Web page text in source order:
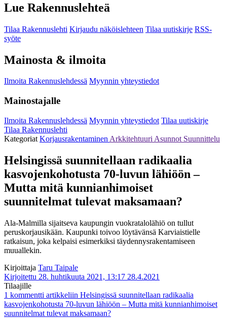
Lue Rakennuslehteä
Tilaa Rakennuslehti Kirjaudu näköislehteen Tilaa uutiskirje RSS-
syöte
Mainosta & ilmoita
Ilmoita Rakennuslehdessä Myynnin yhteystiedot
Mainostajalle
Ilmoita Rakennuslehdessä Myynnin yhteystiedot Tilaa uutiskirje
Tilaa Rakennuslehti
Kategoriat Korjausrakentaminen Arkkitehtuuri Asunnot Suunnittelu
Helsingissä suunnitellaan radikaalia
kasvojenkohotusta 70-luvun lähiöön –
Mutta mitä kunnianhimoiset
suunnitelmat tulevat maksamaan?
Ala-Malmilla sijaitseva kaupungin vuokratalolähiö on tullut
peruskorjausikään. Kaupunki toivoo löytävänsä Karviaistielle
ratkaisun, joka kelpaisi esimerkiksi täydennysrakentamiseen
muuallekin.
Kirjoittaja Taru Taipale
Kirjoitettu 28. huhtikuuta 2021, 13:17 28.4.2021
Tilaajille
1 kommentti artikkeliin Helsingissä suunnitellaan radikaalia
kasvojenkohotusta 70-luvun lähiöön – Mutta mitä kunnianhimoiset
suunnitelmat tulevat maksamaan?